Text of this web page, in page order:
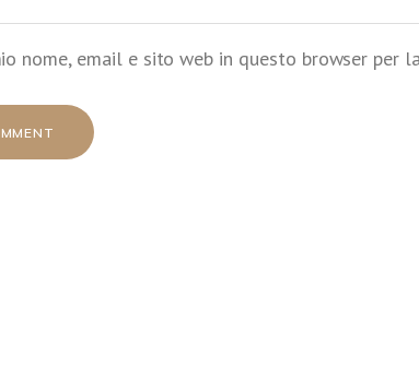
nome, email e sito web in questo browser per